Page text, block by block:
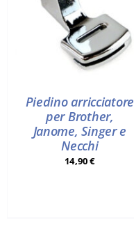
Piedino arricciatore
per Brother,
Janome, Singer e
Necchi
14,90€